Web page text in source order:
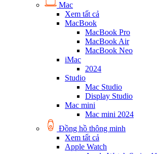
Mac
Xem tất cả
MacBook
MacBook Pro
MacBook Air
MacBook Neo
iMac
2024
Studio
Mac Studio
Display Studio
Mac mini
Mac mini 2024
Đồng hồ thông minh
Xem tất cả
Apple Watch